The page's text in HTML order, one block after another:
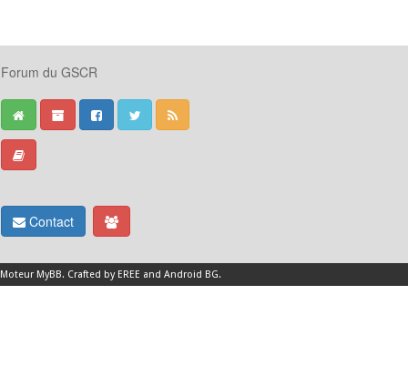
Forum du GSCR
Contact
Moteur MyBB. Crafted by EREE and Android BG.